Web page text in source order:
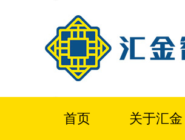
首页 关于汇金